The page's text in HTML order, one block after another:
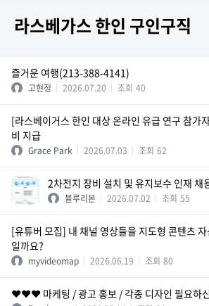
라스베가스 한인 구인구직
즐거운 여행(213-388-4141)
고현정 2026.07.20 조회 40
[라스베이거스 한인 대상 온라인 유급 연구 참가
비 지급
Grace Park 2026.07.03 조회 62
2차전지 장비 설치 및 유지보수 인재 채
블루리본 2026.07.02 조회 55
[유튜버 모집] 내 채널 영상들을 지도형 콘텐츠
일까요?
myvideomap 2026.06.19 조회 80
❤️❤️❤️ 마케팅 / 광고 홍보 / 각종 디자인 필요